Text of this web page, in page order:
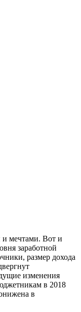
мечтами. Вот и
заработной
размер дохода
изменения
в 2018
в